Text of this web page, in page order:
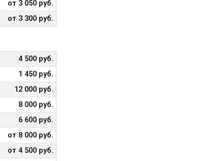
от 3 050 руб.
от 3 300 руб.
4 500 руб.
1 450 руб.
12 000 руб.
8 000 руб.
6 600 руб.
от 8 000 руб.
от 4 500 руб.